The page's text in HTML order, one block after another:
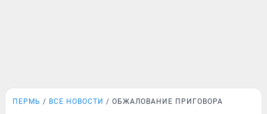
ПЕРМЬ ВСЕ НОВОСТИ ОБЖАЛОВАНИЕ ПРИГОВОРА